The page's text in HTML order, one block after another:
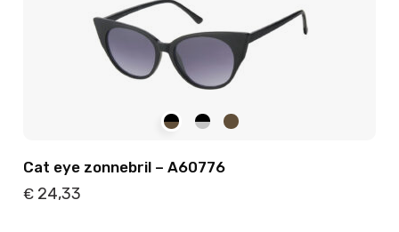
Cat eye zonnebril – A60776
€24,33